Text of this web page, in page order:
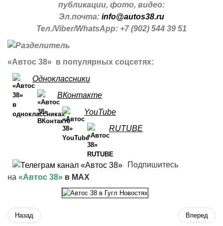
публикации, фото, видео:
Эл.почта: info@autos38.ru
Тел./Viber/WhatsApp: +7 (902) 544 39 51
«Автос 38» в популярных соцсетях:
Одноклассники
ВКонтакте
YouTube
RUTUBE
Подпишитесь
на «Автос 38» в MAX
Назад Вперед